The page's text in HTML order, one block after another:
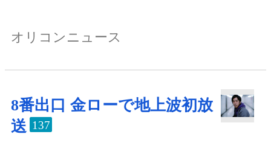
オリコンニュース
8番出口 金ローで地上波初放
送 137